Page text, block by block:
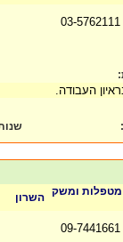
העבודה.
שנות
מטפלות ומשק השרון